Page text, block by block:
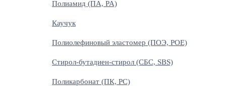
Полиамид (ПА, PA)
Каучук
Полиолефиновый эластомер (ПОЭ, POE)
Стирол-бутадиен-стирол (СБС, SBS)
Поликарбонат (ПК, PC)